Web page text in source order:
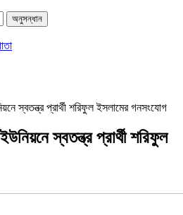
স্বতন্ত্র প্রার্থী শরিফুল ইসলামের গনসংযোগ
স্বতন্ত্র প্রার্থী শরিফুল